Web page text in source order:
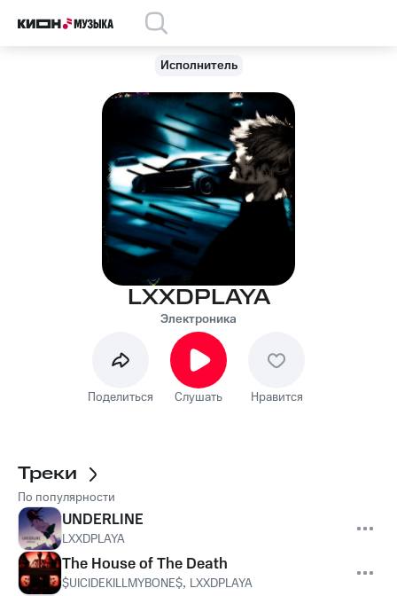
Исполнитель
LXXDPLAYA
Электроника
Поделиться Слушать Нравится
Треки
По популярности
UNDERLINE
LXXDPLAYA
The House of The Death
$UICIDEKILLMYBONE$, LXXDPLAYA